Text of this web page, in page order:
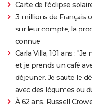
Carte de l'éclipse
3 millions de Français
sur leur compte, la
connue
Carla Villa, 101 ans :
et je prends un café
déjeuner. Je saute le
avec des légumes ou
À 62 ans, Russell